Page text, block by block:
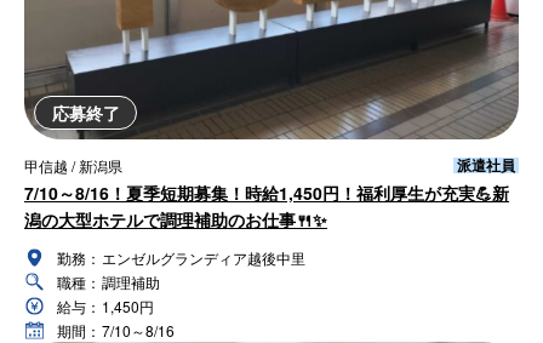
応募終了
甲信越 / 新潟県 派遣社員
7/10～8/16！夏季短期募集！時給1,450円！福利厚生が充実💪新
潟の大型ホテルで調理補助のお仕事🍴✨
勤務： エンゼルグランディア越後中里
職種： 調理補助
給与： 1,450円
期間： 7/10～8/16